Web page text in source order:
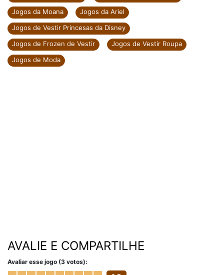
Jogos da Moana
Jogos da Ariel
Jogos de Vestir Princesas da Disney
Jogos de Frozen de Vestir
Jogos de Vestir Roupa
Jogos de Moda
AVALIE E COMPARTILHE
Avaliar esse jogo (3 votos):